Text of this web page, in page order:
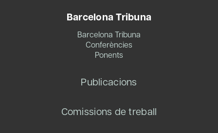
Barcelona Tribuna
Barcelona Tribuna
Conferències
Ponents
Publicacions
Comissions de treball